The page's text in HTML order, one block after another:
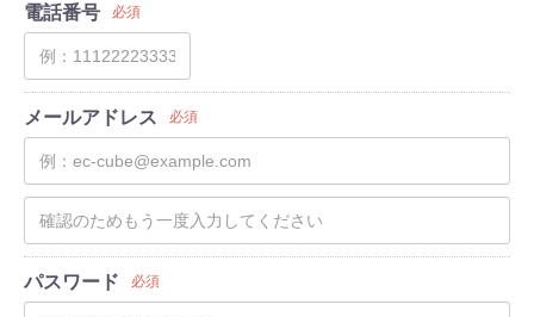
電話番号 必須
メールアドレス 必須
パスワード 必須